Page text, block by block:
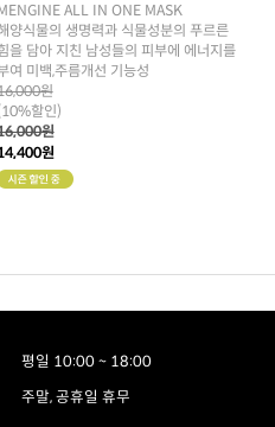
ALL IN ONE MASK
양식물의 생명력과 식물성분의 푸르른
을 담아 지친 남성들의 피부에 에너지를
여 미백,주름개선 기능성
원
할인)
원
원
평일 10:00 ~ 18:00
주말, 공휴일 휴무